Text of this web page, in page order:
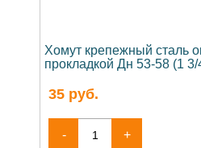
Хомут крепежный сталь
прокладкой Дн 53-58 (1
35 руб.
- +